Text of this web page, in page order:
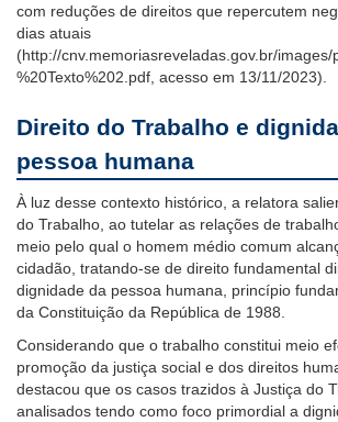
com reduções de direitos que repercutem
dias atuais
(http://cnv.memoriasreveladas.gov.br/
%20Texto%202.pdf, acesso em 13/11/2023).
Direito do Trabalho e
pessoa humana
À luz desse contexto histórico, a relatora
do Trabalho, ao tutelar as relações de
meio pelo qual o homem médio comum
cidadão, tratando-se de direito fundamental
dignidade da pessoa humana, princípio
da Constituição da República de 1988.
Considerando que o trabalho constitui meio
promoção da justiça social e dos direitos
destacou que os casos trazidos à Justiça do
analisados tendo como foco primordial a